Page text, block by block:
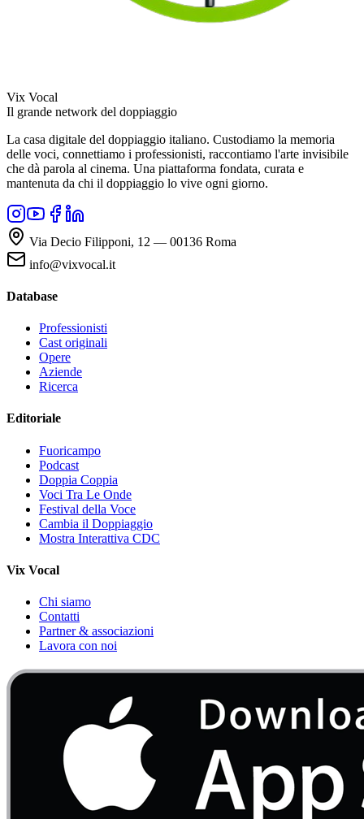
Vix Vocal
Il grande network del doppiaggio
La casa digitale del doppiaggio italiano. Custodiamo la memoria
delle voci, connettiamo i professionisti, raccontiamo l'arte invisibile
che dà parola al cinema. Una piattaforma fondata, curata e
mantenuta da chi il doppiaggio lo vive ogni giorno.
Via Decio Filipponi, 12 — 00136 Roma
info@vixvocal.it
Database
Professionisti
Cast originali
Opere
Aziende
Ricerca
Editoriale
Fuoricampo
Podcast
Doppia Coppia
Voci Tra Le Onde
Festival della Voce
Cambia il Doppiaggio
Mostra Interattiva CDC
Vix Vocal
Chi siamo
Contatti
Partner & associazioni
Lavora con noi